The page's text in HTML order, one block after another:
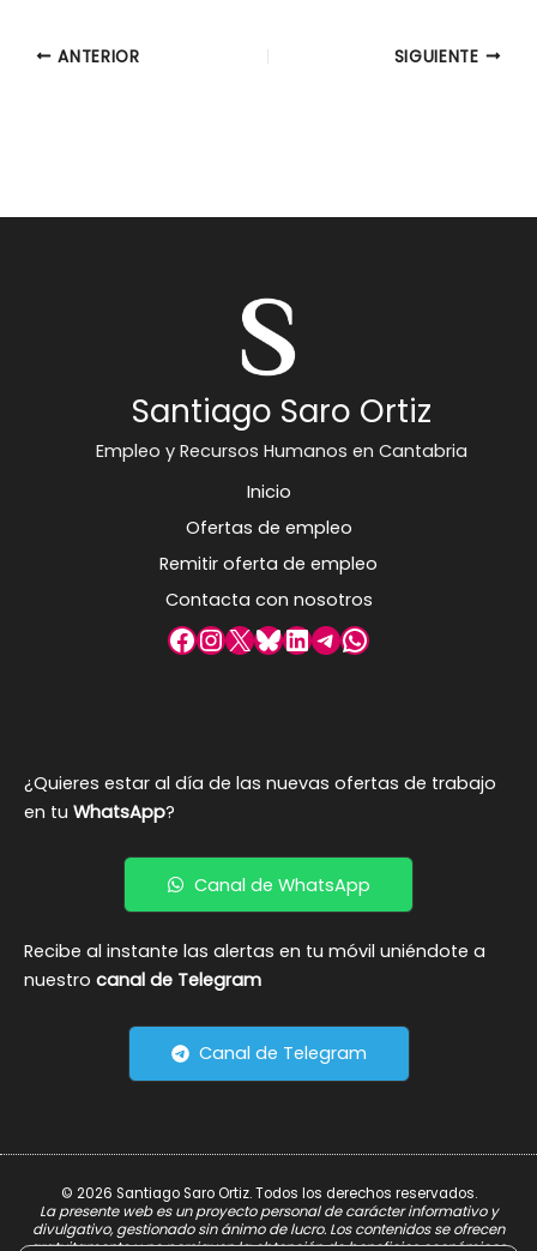
ANTERIOR SIGUIENTE
Santiago Saro Ortiz
Empleo y Recursos Humanos en Cantabria
Inicio
Ofertas de empleo
Remitir oferta de empleo
Contacta con nosotros
Facebook
Instagram
X Bluesky
LinkedIn
Telegram
WhatsApp
¿Quieres estar al día de las nuevas ofertas de trabajo
en tu WhatsApp?
Canal de WhatsApp
Recibe al instante las alertas en tu móvil uniéndote a
nuestro canal de Telegram
Canal de Telegram
© 2026 Santiago Saro Ortiz. Todos los derechos reservados.
La presente web es un proyecto personal de carácter informativo y
divulgativo, gestionado sin ánimo de lucro. Los contenidos se ofrecen
gratuitamente y no persiguen la obtención de beneficios económicos.